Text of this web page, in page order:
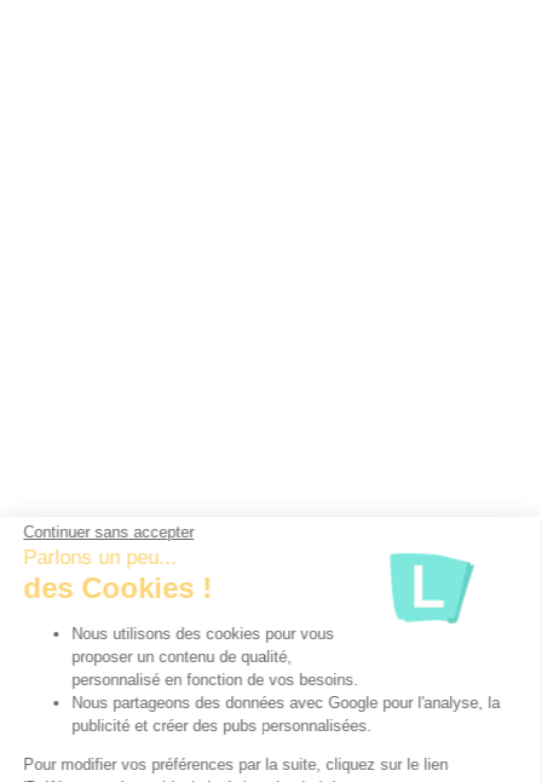
Continuer sans accepter
Parlons un peu...
des Cookies !
Nous utilisons des cookies pour vous
proposer un contenu de qualité,
personnalisé en fonction de vos besoins.
Nous partageons des données avec Google pour l'analyse, la
publicité et créer des pubs personnalisées.
Pour modifier vos préférences par la suite, cliquez sur le lien